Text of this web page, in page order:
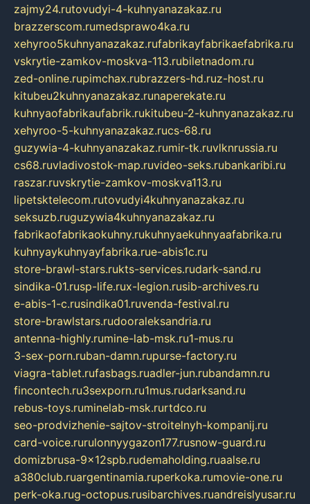
zajmy24.rutovudyi-4-kuhnyanazakaz.ru
brazzerscom.rumedsprawo4ka.ru
xehyroo5kuhnyanazakaz.rufabrikayfabrikaefabrika.ru
vskrytie-zamkov-moskva-113.rubiletnadom.ru
zed-online.rupimchax.rubrazzers-hd.ruz-host.ru
kitubeu2kuhnyanazakaz.runaperekate.ru
kuhnyaofabrikaufabrik.rukitubeu-2-kuhnyanazakaz.ru
xehyroo-5-kuhnyanazakaz.rucs-68.ru
guzywia-4-kuhnyanazakaz.rumir-tk.ruvlknrussia.ru
cs68.ruvladivostok-map.ruvideo-seks.rubankaribi.ru
raszar.ruvskrytie-zamkov-moskva113.ru
lipetsktelecom.rutovudyi4kuhnyanazakaz.ru
seksuzb.ruguzywia4kuhnyanazakaz.ru
fabrikaofabrikaokuhny.rukuhnyaekuhnyaafabrika.ru
kuhnyaykuhnyayfabrika.rue-abis1c.ru
store-brawl-stars.rukts-services.rudark-sand.ru
sindika-01.rusp-life.rux-legion.rusib-archives.ru
e-abis-1-c.rusindika01.ruvenda-festival.ru
store-brawlstars.rudooraleksandria.ru
antenna-highly.rumine-lab-msk.ru1-mus.ru
3-sex-porn.ruban-damn.rupurse-factory.ru
viagra-tablet.rufasbags.ruadler-jun.rubandamn.ru
fincontech.ru3sexporn.ru1mus.rudarksand.ru
rebus-toys.ruminelab-msk.rurtdco.ru
seo-prodvizhenie-sajtov-stroitelnyh-kompanij.ru
card-voice.rurulonnyygazon177.rusnow-guard.ru
domizbrusa-9x12spb.rudemaholding.ruaalse.ru
a380club.ruargentinamia.ruperkoka.rumovie-one.ru
perk-oka.rug-octopus.rusibarchives.ruandreislyusar.ru